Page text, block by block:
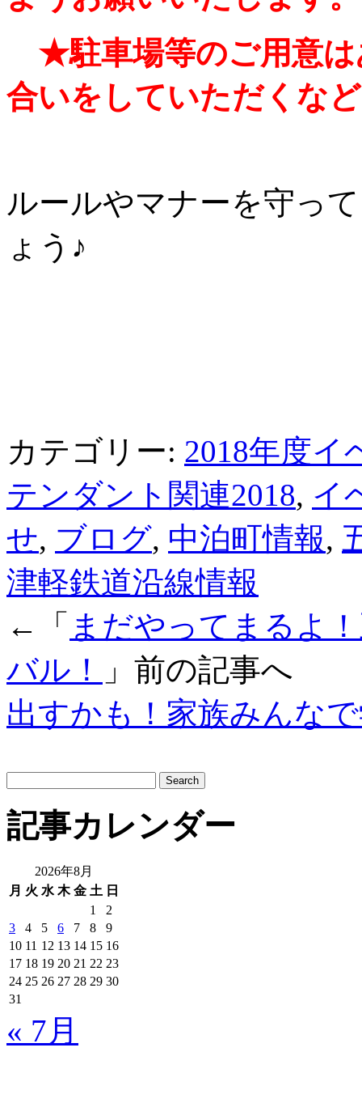
★駐車場等のご用意は
合いをしていただくな
ルールやマナーを守っ
ょう♪
カテゴリー: 2018年度イ
テンダント関連2018, イ
せ, ブログ, 中泊町情報,
津軽鉄道沿線情報
←「 まだやってまるよ
バル！
」前の記事へ
出すかも！家族みんな
ト
内
記事カレンダー
2026年8月
月 火 水 木 金 土 日
1
2
3
4 5 6 7 8
9
10 11 12 13 14 15 16
17 18 19 20 21 22 23
24 25 26 27 28 29 30
31
« 7月